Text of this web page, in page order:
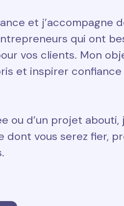
et j’accompagne
qui ont
vos clients. Mon
et inspirer confiance
ou d’un projet abouti,
dont vous serez fier,